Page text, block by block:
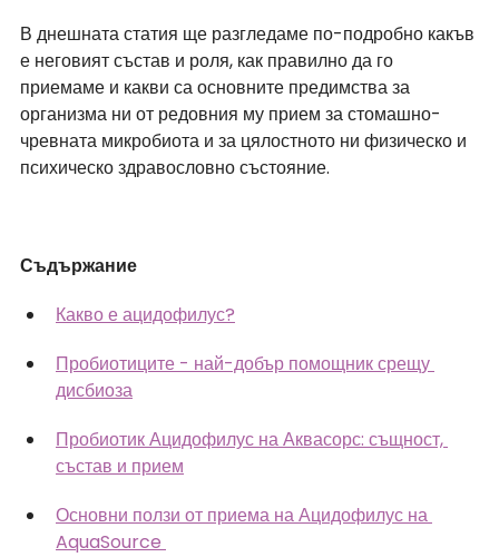
В днешната статия ще разгледаме по-подробно какъв
е неговият състав и роля, как правилно да го
приемаме и какви са основните предимства за
организма ни от редовния му прием за стомашно-
чревната микробиота и за цялостното ни физическо и
психическо здравословно състояние.
Съдържание
Какво е ацидофилус?
Пробиотиците - най-добър помощник срещу
дисбиоза
Пробиотик Ацидофилус на Аквасорс: същност,
състав и прием
Основни ползи от приема на Ацидофилус на
AquaSource